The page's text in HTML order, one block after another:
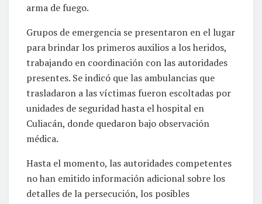
arma de fuego.
Grupos de emergencia se presentaron en el lugar
para brindar los primeros auxilios a los heridos,
trabajando en coordinación con las autoridades
presentes. Se indicó que las ambulancias que
trasladaron a las víctimas fueron escoltadas por
unidades de seguridad hasta el hospital en
Culiacán, donde quedaron bajo observación
médica.
Hasta el momento, las autoridades competentes
no han emitido información adicional sobre los
detalles de la persecución, los posibles